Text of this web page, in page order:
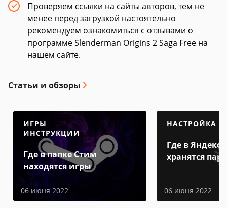
Проверяем ссылки на сайты авторов, тем не
менее перед загрузкой настоятельно
рекомендуем ознакомиться с отзывами о
программе Slenderman Origins 2 Saga Free на
нашем сайте.
Статьи и обзоры
ИГРЫ
ИНСТРУКЦИИ
Где в папке Стим
находятся игры
06 июня 2022
НАСТРОЙКА
Где в Яндекс
хранятся
06 июня 2022